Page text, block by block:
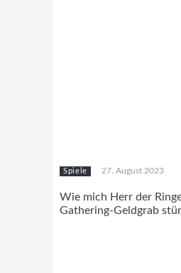
Spiele 27. August 2023
Wie mich Herr der
Gathering-Geldgrab